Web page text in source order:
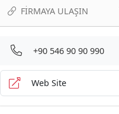
FIRMAYA ULAŞIN
+90 546 90 90 990
Web Site